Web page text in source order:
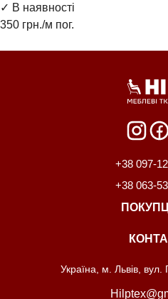
✓ В наявності
350 грн./м пог.
+38 097-
+38 063-
Майстри
Україна, м. Львів, вул.